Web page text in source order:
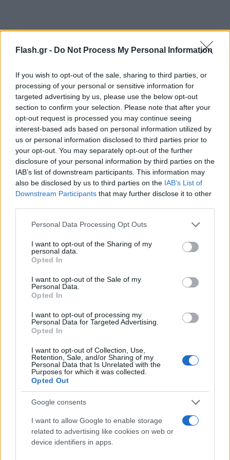
Flash.gr - Do Not Process My Personal Information
If you wish to opt-out of the sale, sharing to third parties, or
processing of your personal or sensitive information for
targeted advertising by us, please use the below opt-out
section to confirm your selection. Please note that after your
opt-out request is processed you may continue seeing
interest-based ads based on personal information utilized by
us or personal information disclosed to third parties prior to
your opt-out. You may separately opt-out of the further
disclosure of your personal information by third parties on the
IAB’s list of downstream participants. This information may
also be disclosed by us to third parties on the IAB’s List of
Downstream Participants that may further disclose it to other
Please note that this website/app uses one or more Google
not limited to your visit or usage behaviour. You may click to
grant or deny consent to Google and its third-party tags to
use your data for below specified purposes in below Google
consent section.
Personal Data Processing Opt Outs
I want to opt-out of the Sharing of my
personal data.
Opted In
I want to opt-out of the Sale of my
Personal Data.
Opted In
I want to opt-out of processing my
Personal Data for Targeted Advertising.
Opted In
I want to opt-out of Collection, Use,
Retention, Sale, and/or Sharing of my
Personal Data that Is Unrelated with the
Purposes for which it was collected.
Opted Out
Google consents
I want to allow Google to enable storage
related to advertising like cookies on web or
device identifiers in apps.
Τελικά η οικογένεια χτυπήθηκε από δύο
πυραύλους όταν βρισκόταν σε τρίτο σπίτι «στο
Φαλούζα και της Μπέιτ Λάχια». Ο ένας πύραυλος
«χτύπησε τη σκεπή και ο δεύτερος απευθείας το
δωμάτιο όπου βρισκόταν η οικογένεια».
Ο Αμπντεραχίμ πέθανε «επί τόπου» και η Τζάνα
λίγο μετά τη μεταφορά της σε νοσοκομείο. Ο
αδελφός τους Όμαρ τραυματίστηκε σοβαρά αλλά